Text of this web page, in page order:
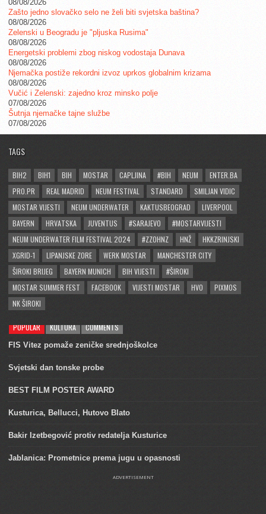
08/08/2026
Zašto jedno slovačko selo ne želi biti svjetska baština?
08/08/2026
Zelenski u Beogradu je "pljuska Rusima"
08/08/2026
Energetski problemi zbog niskog vodostaja Dunava
08/08/2026
Njemačka postiže rekordni izvoz uprkos globalnim krizama
08/08/2026
Vučić i Zelenski: zajedno kroz minsko polje
07/08/2026
Šutnja njemačke tajne službe
07/08/2026
TAGS
BIH2 BIH1 BIH MOSTAR CAPLJINA #BIH NEUM
ENTER.BA
PRO.PR
REAL MADRID NEUM FESTIVAL STANDARD
SMILJAN VIDIC
MOSTAR VIJESTI
NEUM UNDERWATER KAKTUSBEOGRAD
LIVERPOOL
BAYERN
HRVATSKA JUVENTUS #SARAJEVO
#MOSTARVIJESTI
NEUM UNDERWATER FILM FESTIVAL 2024
#ZZOHNZ HNŽ
HKKZRINJSKI
XGRID-1
LIPANJSKE ZORE WERK MOSTAR
MANCHESTER CITY
ŠIROKI BRIJEG
BAYERN MUNICH BIH VIJESTI
#ŠIROKI
MOSTAR SUMMER FEST
FACEBOOK VIJESTI MOSTAR HVO
PIXMOS
NK ŠIROKI
POPULAR KULTURA COMMENTS
FIS Vitez pomaže zeničke srednjoškolce
Svjetski dan tonske probe
BEST FILM POSTER AWARD
Kusturica, Bellucci, Hutovo Blato
Bakir Izetbegović protiv redatelja Kusturice
Jablanica: Prometnice prema jugu u opasnosti
ADVERTISEMENT